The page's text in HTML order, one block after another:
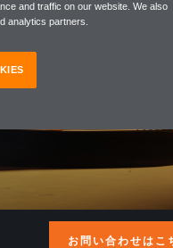
お問い合わせはこ
and traffic on our website. We also
analytics partners.